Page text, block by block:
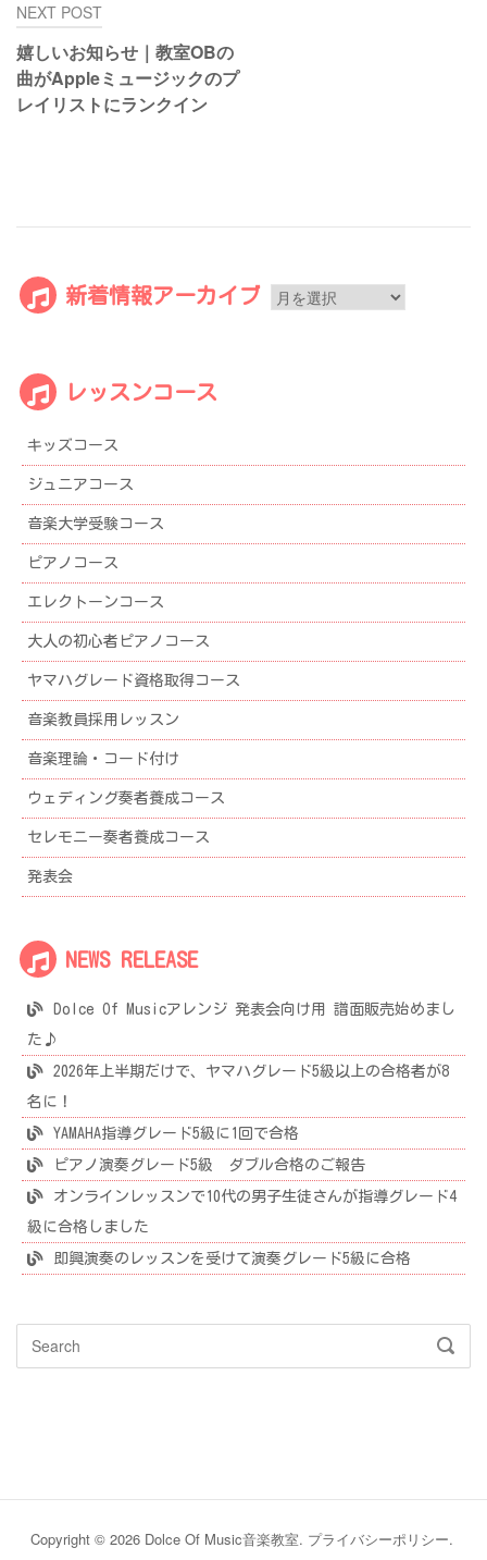
シ
ョ
ン
NEXT POST
嬉しいお知らせ｜教室OBの
曲がAppleミュージックのプ
レイリストにランクイン
新着情報アーカイブ
新
ブ
レッスンコース
キッズコース
ジュニアコース
音楽大学受験コース
ピアノコース
エレクトーンコース
大人の初心者ピアノコース
ヤマハグレード資格取得コース
音楽教員採用レッスン
音楽理論・コード付け
ウェディング奏者養成コース
セレモニー奏者養成コース
発表会
NEWS RELEASE
Dolce Of Musicアレンジ 発表会向け用 譜面販売始めまし
た♪
2026年上半期だけで、ヤマハグレード5級以上の合格者が8
名に！
YAMAHA指導グレード5級に1回で合格
ピアノ演奏グレード5級 ダブル合格のご報告
オンラインレッスンで10代の男子生徒さんが指導グレード4
級に合格しました
即興演奏のレッスンを受けて演奏グレード5級に合格
Search
Copyright © 2026 Dolce Of Music音楽教室. プライバシーポリシー.